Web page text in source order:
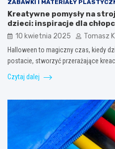
ZABAWKI I MATERIAŁY
Kreatywne pomysły na
dzieci: inspiracje dla
10 kwietnia 2025 Tomasz
Halloween to magiczny czas, kiedy
postacie, stworzyć przerażające
Czytaj dalej